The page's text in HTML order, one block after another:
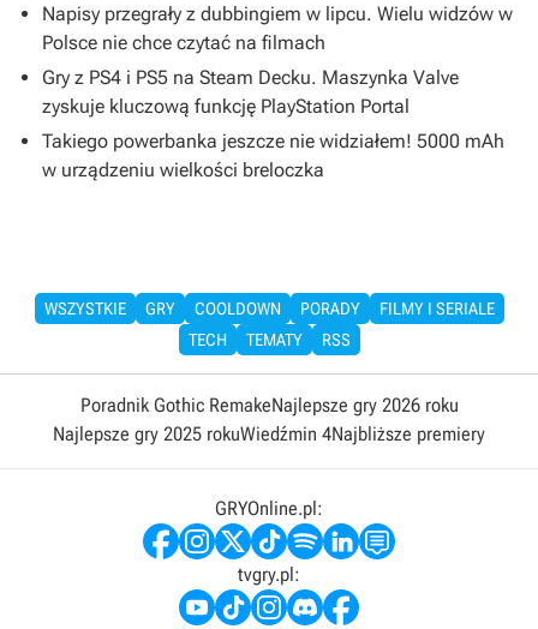
Napisy przegrały z dubbingiem w lipcu. Wielu widzów w
Polsce nie chce czytać na filmach
Gry z PS4 i PS5 na Steam Decku. Maszynka Valve
zyskuje kluczową funkcję PlayStation Portal
Takiego powerbanka jeszcze nie widziałem! 5000 mAh
w urządzeniu wielkości breloczka
WSZYSTKIE GRY COOLDOWN PORADY
FILMY I SERIALE
TECH
TEMATY RSS
Poradnik Gothic RemakeNajlepsze gry 2026 roku
Najlepsze gry 2025 rokuWiedźmin 4Najbliższe premiery
GRYOnline.pl:
tvgry.pl: